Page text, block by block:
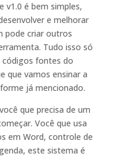
v1.0 é bem simples,
e melhorar
pode criar outros
Tudo isso só
códigos fontes do
que vamos ensinar a
já mencionado.
que precisa de um
Você que usa
em Word, controle de
este sistema é